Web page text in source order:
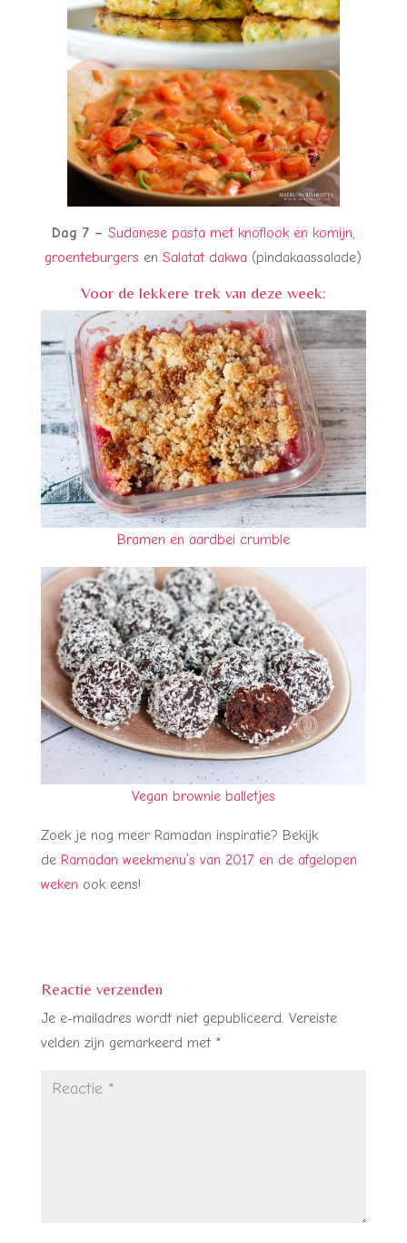
Dag 7 – Sudanese pasta met knoflook en komijn,
groenteburgers enSalatat dakwa (pindakaassalade)
Voor de lekkere trek van deze week:
Bramen en aardbei crumble
Vegan brownie balletjes
Zoek je nog meer Ramadan inspiratie? Bekijk
de Ramadan weekmenu’s van 2017 en de afgelopen
weken ook eens!
Reactie verzenden
Je e-mailadres wordt niet gepubliceerd. Vereiste
velden zijn gemarkeerd met *